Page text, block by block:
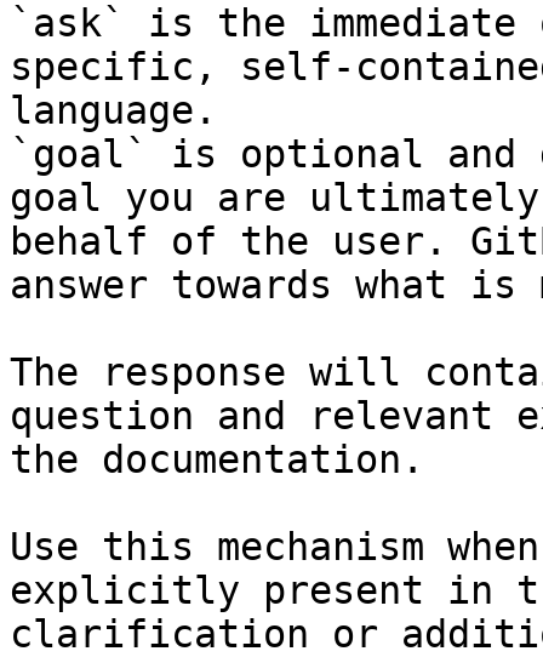
`ask` is the
specific, self-
language.
`goal` is optional and
goal you are
behalf of the user.
answer towards what
The response will
question and relevant
the documentation.
Use this mechanism
explicitly present in
clarification or